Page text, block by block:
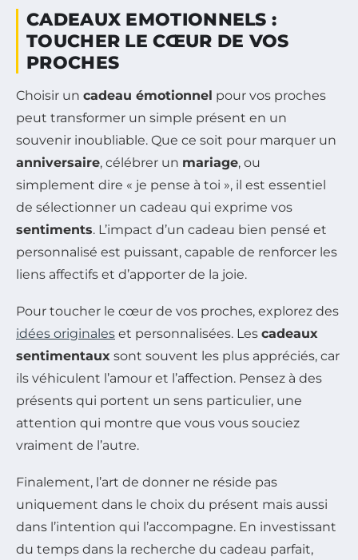
CADEAUX EMOTIONNELS :
TOUCHER LE CŒUR DE VOS
PROCHES
Choisir un cadeau émotionnel pour vos proches
peut transformer un simple présent en un
souvenir inoubliable. Que ce soit pour marquer un
anniversaire, célébrer un mariage, ou
simplement dire « je pense à toi », il est essentiel
de sélectionner un cadeau qui exprime vos
sentiments. L’impact d’un cadeau bien pensé et
personnalisé est puissant, capable de renforcer les
liens affectifs et d’apporter de la joie.
Pour toucher le cœur de vos proches, explorez des
idées originales et personnalisées. Les cadeaux
sentimentaux sont souvent les plus appréciés, car
ils véhiculent l’amour et l’affection. Pensez à des
présents qui portent un sens particulier, une
attention qui montre que vous vous souciez
vraiment de l’autre.
Finalement, l’art de donner ne réside pas
uniquement dans le choix du présent mais aussi
dans l’intention qui l’accompagne. En investissant
du temps dans la recherche du cadeau parfait,